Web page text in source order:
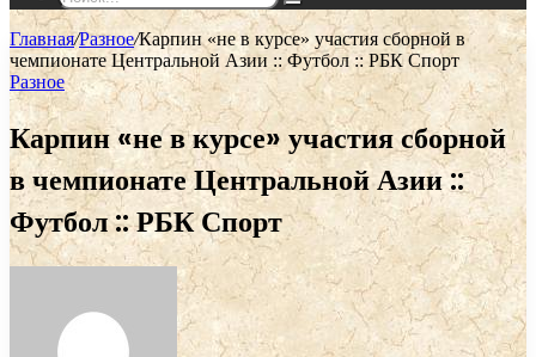
Поиск...
Главная/Разное/Карпин «не в курсе» участия сборной в
чемпионате Центральной Азии :: Футбол :: РБК Спорт
Разное
Карпин «не в курсе» участия сборной
в чемпионате Центральной Азии ::
Футбол :: РБК Спорт